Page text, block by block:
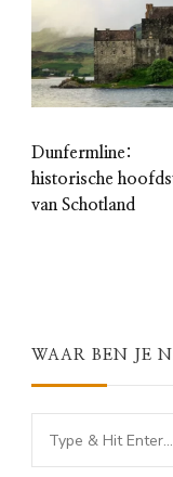
Dunfermline:
historische
van Schotland
WAAR BEN JE
Looking
for